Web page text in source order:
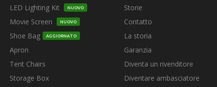
LED Lighting Kit NUOVO
Movie Screen NUOVO
Shoe Bag AGGIORNATO
Apron
Tent Chairs
Storage Box
Storie
Contatto
La storia
Garanzia
Diventa un rivenditore
Diventare ambasciatore